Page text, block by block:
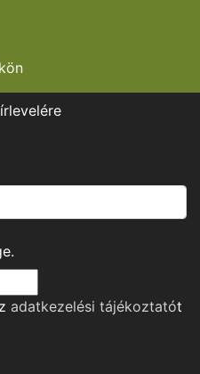
adatkezelési tájékoztatót